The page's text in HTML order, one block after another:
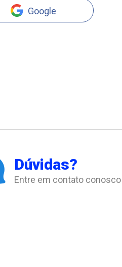
Google
Dúvidas?
Entre em contato conosco